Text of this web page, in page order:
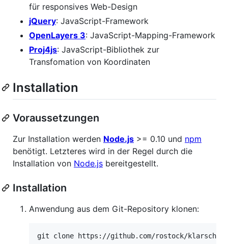
für responsives Web-Design
jQuery: JavaScript-Framework
OpenLayers 3: JavaScript-Mapping-Framework
Proj4js: JavaScript-Bibliothek zur
Transfomation von Koordinaten
Installation
Voraussetzungen
Zur Installation werden Node.js >= 0.10 und npm
benötigt. Letzteres wird in der Regel durch die
Installation von Node.js bereitgestellt.
Installation
Anwendung aus dem Git-Repository klonen: